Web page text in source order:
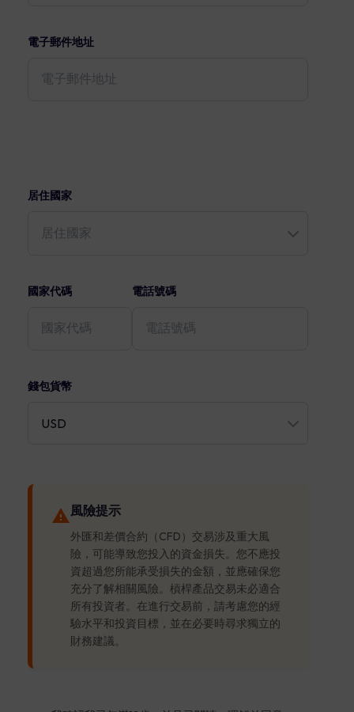
電子郵件地址
居住國家
國家代碼 電話號碼
錢包貨幣
風險提示
外匯和差價合約（CFD）交易涉及重大風
險，可能導致您投入的資金損失。您不應投
資超過您所能承受損失的金額，並應確保您
充分了解相關風險。槓桿產品交易未必適合
所有投資者。在進行交易前，請考慮您的經
驗水平和投資目標，並在必要時尋求獨立的
財務建議。